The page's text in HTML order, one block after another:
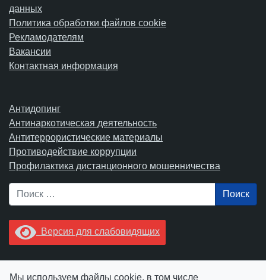
данных
Политика обработки файлов cookie
Рекламодателям
Вакансии
Контактная информация
Антидопинг
Антинаркотическая деятельность
Антитеррористические материалы
Противодействие коррупции
Профилактика дистанционного мошенничества
Поиск
Версия для слабовидящих
Мы используем файлы cookie, в том числе